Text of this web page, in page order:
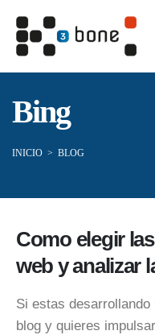
Bing
INICIO > BLOG
Como elegir
web y analizar
Si estas
blog y quieres